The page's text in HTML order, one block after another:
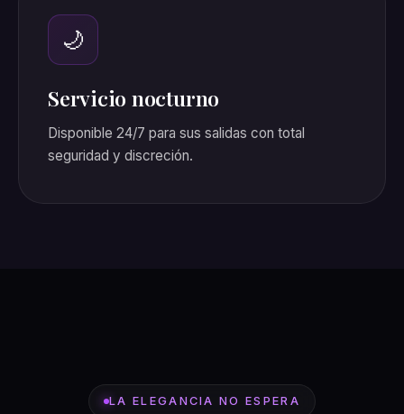
🌙
Servicio nocturno
Disponible 24/7 para sus salidas con total
seguridad y discreción.
LA ELEGANCIA NO ESPERA